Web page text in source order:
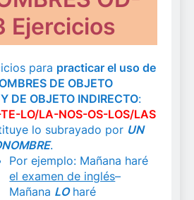
Ejercicios
para practicar el uso de
DE OBJETO
DE OBJETO INDIRECTO:
LO/LA-NOS-OS-LOS/LAS
lo subrayado por UN
.
Por ejemplo: Mañana haré
el examen de inglés–
Mañana LOharé